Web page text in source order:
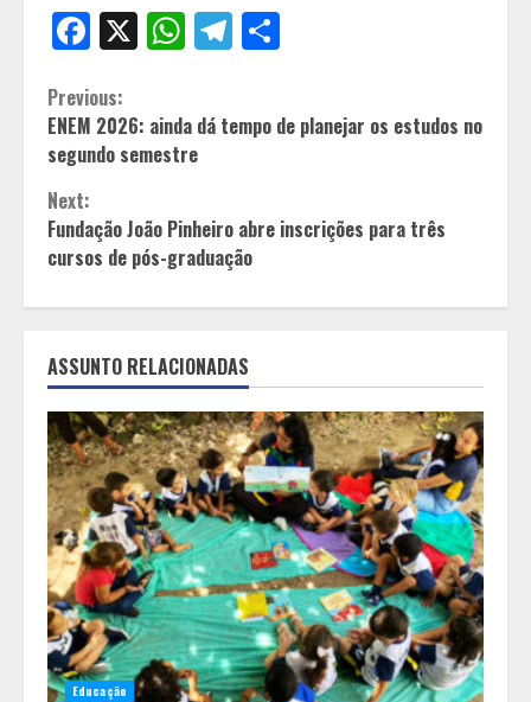
Facebook
X WhatsApp
Telegram
Continue
Reading
Previous:
ENEM 2026: ainda dá tempo de planejar os estudos no
segundo semestre
Next:
Fundação João Pinheiro abre inscrições para três
cursos de pós-graduação
ASSUNTO RELACIONADAS
Educação